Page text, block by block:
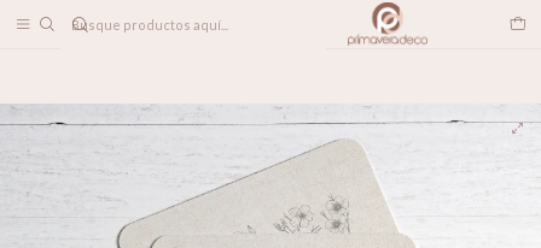
LINEA DECO Individuales Individuales Mara